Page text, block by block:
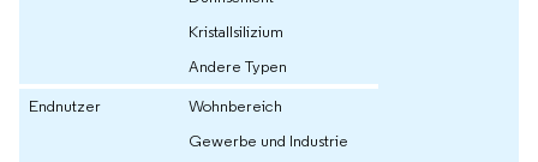
Kristallsilizium
Andere Typen
Endnutzer
Wohnbereich
Gewerbe und Industrie